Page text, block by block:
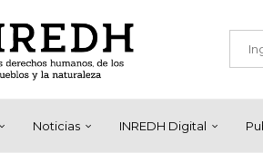
Noticias INREDH Digital